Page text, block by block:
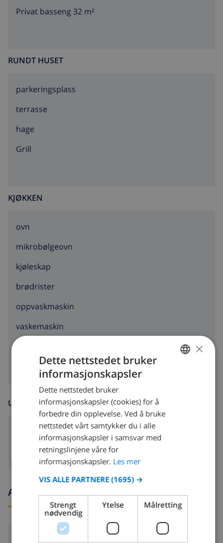
Privat basseng 32 m²
RUNDT HUSET
parkeringsplass
terrasse
hage
grill
KJØKKEN
ovn
mikrobølgeovn
kjøleskap
brødrister
oppvaskmaskin
vaskemaskin
UNDERHOLDNING
Ankomst- og avgangstider
Ankomst: Fra 16:00 før 21:00
FRENCH
SPANISH
GERMAN
DANISH
NORWEGIAN
×
Dette nettstedet bruker
informasjonskapsler
Dette nettstedet bruker
informasjonskapsler (cookies) for å
forbedre din opplevelse. Ved å bruke
nettstedet vårt samtykker du i alle
informasjonskapsler i samsvar med
retningslinjene våre for
informasjonskapsler. Les mer
VIS ALLE PARTNERE (1695) →
Strengt
nødvendig
Ytelse Målretting